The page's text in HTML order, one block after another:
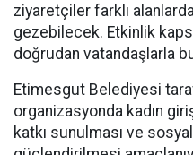
ziyaretçiler farklı
gezebilecek. Etkinlik
doğrudan vatandaşlarla
Etimesgut Belediyesi
organizasyonda kadın
katkı sunulması ve sosyal